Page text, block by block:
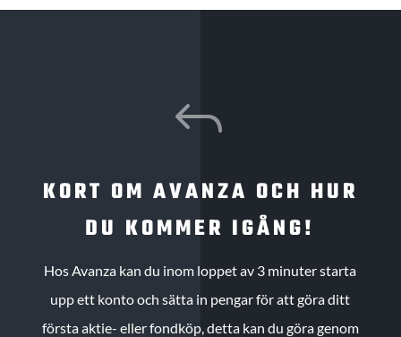
J
KORT OM AVANZA OCH HUR
DU KOMMER IGÅNG!
Hos Avanza kan du inom loppet av 3 minuter starta
upp ett konto och sätta in pengar för att göra ditt
första aktie- eller fondköp, detta kan du göra genom